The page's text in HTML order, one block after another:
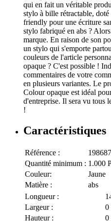
qui en fait un véritable
stylo à bille rétractable,
friendly pour une écriture
stylo fabriqué en abs ?
marque. En raison de son
un stylo qui s'emporte
couleurs de l'article
opaque ? C'est possible !
commentaires de votre
en plusieurs variantes. Le
Colour opaque est idéal
d'entreprise. Il sera vu tous
!
Caractéristiques
Référence :
Quantité minimum : 1.000
Couleur:
Jaune
Matière :
abs
Longueur :
Largeur :
0
Hauteur :
0